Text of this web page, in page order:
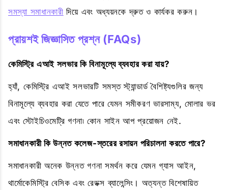
সমস্যা সমাধানকারী দিয়ে এবং অধ্যয়নকে দ্রুত ও কার্যকর করুন।
প্রায়শই জিজ্ঞাসিত প্রশ্ন (FAQs)
কেমিস্ট্রি এআই সলভার কি বিনামূল্যে ব্যবহার করা যায়?
হ্যাঁ, কেমিস্ট্রি এআই সলভারটি সমস্ত স্ট্যান্ডার্ড বৈশিষ্ট্যগুলির জন্য
বিনামূল্যে ব্যবহার করা যেতে পারে যেমন সমীকরণ ভারসাম্য, মোলার ভর
এবং স্টোইচিওমেট্রি গণনা৷ কোন সাইন আপ প্রয়োজন নেই.
সমাধানকারী কি উন্নত কলেজ-স্তরের রসায়ন পরিচালনা করতে পারে?
সমাধানকারী অনেক উন্নত গণনা সমর্থন করে যেমন গ্যাস আইন,
থার্মোকেমিস্ট্রি বেসিক এবং রেডক্স ব্যালেন্সিং। অত্যন্ত বিশেষায়িত